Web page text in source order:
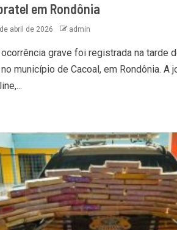
em Rondônia
abril de 2026 admin
ocorrência grave foi registrada na tarde
município de Cacoal, em Rondônia. A